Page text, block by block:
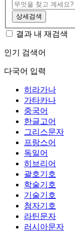
상세검색
결과 내 재검색
인기 검색어
다국어 입력
히라가나
가타카나
중국어
한글고어
그리스문자
프랑스어
독일어
히브리어
괄호기호
학술기호
기술기호
첨자기호
라틴문자
러시아문자